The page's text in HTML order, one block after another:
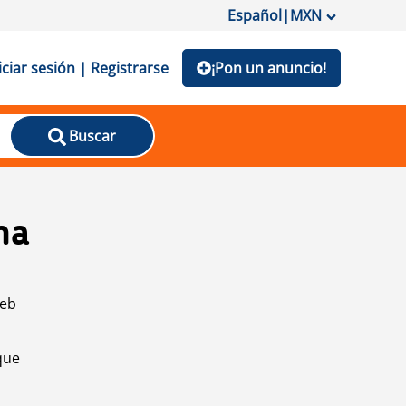
Español|MXN
sesión | Registrarse ¡Pon un anuncio!
Buscar